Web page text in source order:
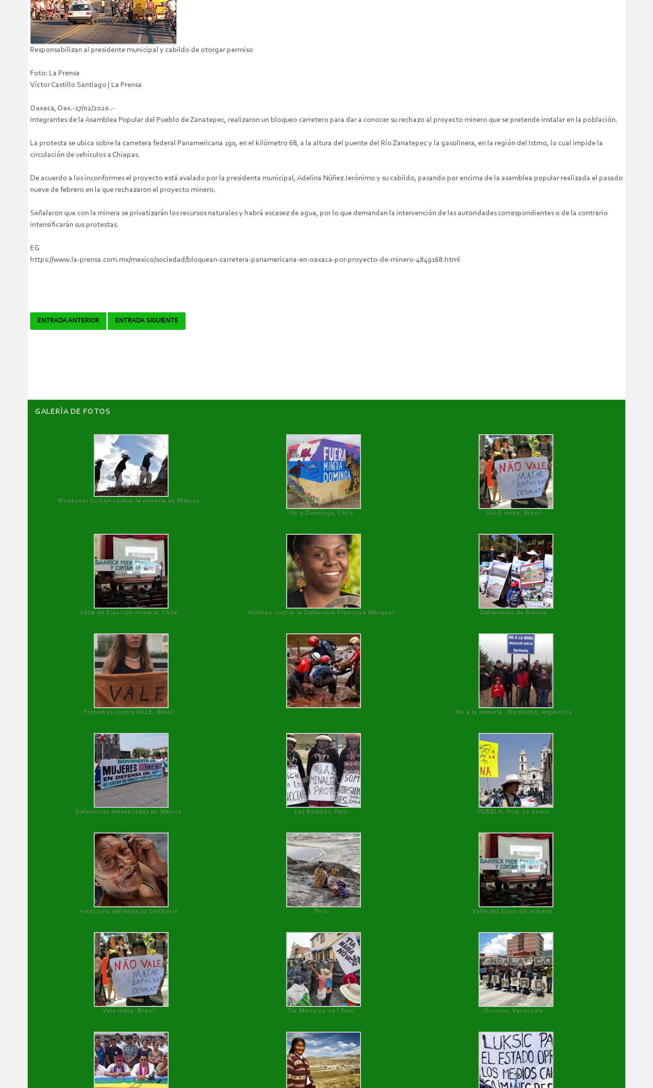
Responsabilizan al presidente municipal y cabildo de otorgar permiso
Foto: La Prensa
Víctor Castillo Santiago | La Prensa
Oaxaca, Oax.-17/02/2020 .-
Integrantes de la Asamblea Popular del Pueblo de Zanatepec, realizaron un bloqueo carretero para dar a conocer su rechazo al proyecto minero que se pretende instalar en la población.
La protesta se ubica sobre la carretera federal Panamericana 190, en el kilómetro 68, a la altura del puente del Río Zanatepec y la gasolinera, en la región del Istmo, lo cual impide la
circulación de vehículos a Chiapas.
De acuerdo a los inconformes el proyecto está avalado por la presidenta municipal, Adelina Núñez Jerónimo y su cabildo, pasando por encima de la asamblea popular realizada el pasado
nueve de febrero en la que rechazaron el proyecto minero.
Señalaron que con la minera se privatizarán los recursos naturales y habrá escasez de agua, por lo que demandan la intervención de las autoridades correspondientes o de la contrario
intensificarán sus protestas.
EG
https://www.la-prensa.com.mx/mexico/sociedad/bloquean-carretera-panamericana-en-oaxaca-por-proyecto-de-minero-4849168.html
Navegador
ENTRADA ANTERIOR ENTRADA SIGUIENTE
GALERÌA DE FOTOS
Wirakutas luchan contra la minería en México
No a Dominga, Chile
VALE mata, Brasil
Valle de Elqui sin minería. Chile Atentan contra la Defensora Francisca Márquez Defensoras de Bolivia
Protestas contra VALE, Brasil No a la minería , Bariloche, Argentina
Defensoras amenazadas en México Las Bambas, Perú PUEBLA, Pue, 27 Enero
Amazonía defiende su territorio Perú Valle del Elqui sin minería.
Vale mata, Brasil Tía María no va ! Perú Orinoco, Venezuela